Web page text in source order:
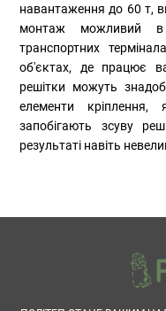
навантаження до 60 т,
монтаж можливий в
транспортних
об'єктах, де працює
решітки можуть
елементи
запобігають зсуву
результаті навіть